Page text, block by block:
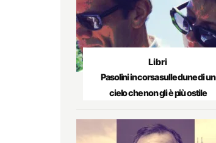
Libri
Pasolini in corsa sulle dune di un
cielo che non gli è più ostile